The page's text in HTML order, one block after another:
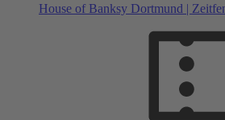
House of Banksy Dortmund |